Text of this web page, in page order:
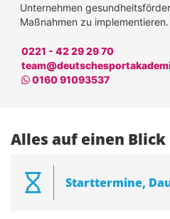
Unternehmen
Maßnahmen zu implementieren.
0221 - 42 29 29 70
Whatsapp
0160 91093537
Alles auf einen Blick
Starttermine,